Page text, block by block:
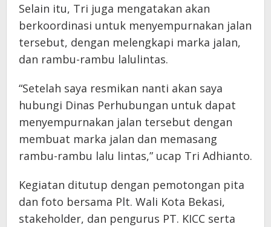
Selain itu, Tri juga mengatakan akan
berkoordinasi untuk menyempurnakan jalan
tersebut, dengan melengkapi marka jalan,
dan rambu-rambu lalulintas.
“Setelah saya resmikan nanti akan saya
hubungi Dinas Perhubungan untuk dapat
menyempurnakan jalan tersebut dengan
membuat marka jalan dan memasang
rambu-rambu lalu lintas,” ucap Tri Adhianto.
Kegiatan ditutup dengan pemotongan pita
dan foto bersama Plt. Wali Kota Bekasi,
stakeholder, dan pengurus PT. KICC serta